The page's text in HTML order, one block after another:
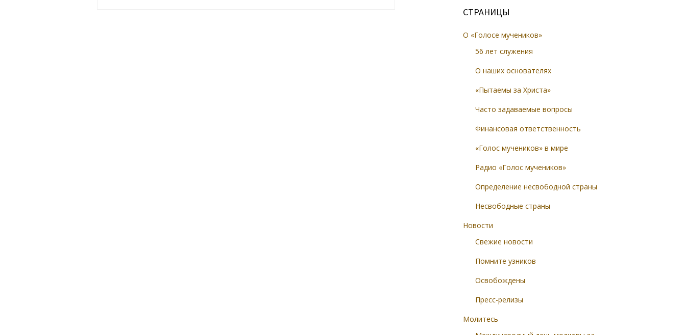
СТРАНИЦЫ
О «Голосе мучеников»
56 лет служения
О наших основателях
«Пытаемы за Христа»
Часто задаваемые вопросы
Финансовая ответственность
«Голос мучеников» в мире
Радио «Голос мучеников»
Определение несвободной страны
Несвободные страны
Новости
Свежие новости
Помните узников
Освобождены
Пресс-релизы
Молитесь